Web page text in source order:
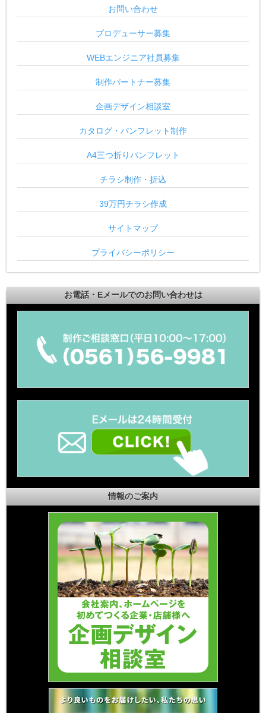
お問い合わせ
プロデューサー募集
WEBエンジニア社員募集
制作パートナー募集
企画デザイン相談室
カタログ・パンフレット制作
A4三つ折りパンフレット
チラシ制作・折込
39万円チラシ作成
サイトマップ
プライバシーポリシー
お電話・Eメールでのお問い合わせは
情報のご案内